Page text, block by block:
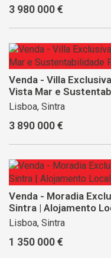
3 980 000 €
Venda - Villa
Vista Mar e
Lisboa, Sintra
3 890 000 €
Venda - Moradia
Sintra | Alojamento
Lisboa, Sintra
1 350 000 €